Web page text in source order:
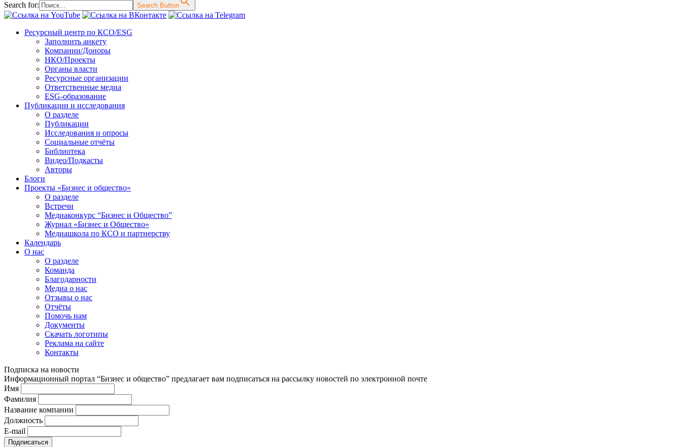
Search for: Search Button
Перейти
содержимому
Ресурсный центр по КСО/ESG
Заполнить анкету
Компании/Доноры
НКО/Проекты
Органы власти
Ресурсные организации
Ответственные медиа
ESG-образование
Публикации и исследования
О разделе
Публикации
Исследования и опросы
Социальные отчёты
Библиотека
Видео/Подкасты
Авторы
Блоги
Проекты «Бизнес и общество»
О разделе
Встречи
Медиаконкурс “Бизнес и Общество”
Журнал «Бизнес и Общество»
Медиашкола по КСО и партнерству
Календарь
О нас
О разделе
Команда
Благодарности
Медиа о нас
Отзывы о нас
Отчёты
Помочь нам
Документы
Скачать логотипы
Реклама на сайте
Контакты
Подписка на новости
Информационный портал “Бизнес и общество” предлагает вам подписаться на рассылку новостей по электронной почте
Имя
Фамилия
Название компании
Должность
E-mail